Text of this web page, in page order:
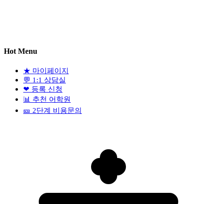
Hot Menu
★ 마이페이지
💬 1:1 상담실
❤ 등록 신청
📊 추천 어학원
🎫 2단계 비용문의